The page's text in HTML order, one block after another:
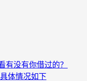
有没有你借过的？
体情况如下